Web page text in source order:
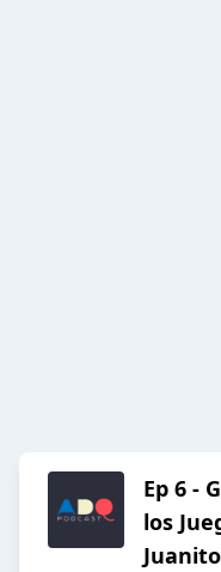
Ep 6 -
los